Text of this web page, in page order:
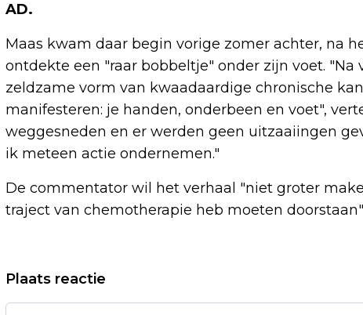
AD.
Maas kwam daar begin vorige zomer achter, na
ontdekte een "raar bobbeltje" onder zijn voet.
zeldzame vorm van kwaadaardige chronische
manifesteren: je handen, onderbeen en voet",
weggesneden en er werden geen uitzaaiingen
ik meteen actie ondernemen."
De commentator wil het verhaal "niet groter
traject van chemotherapie heb moeten
Vorig artikel
SPOOKRIJDER BIJ DUIVEN ONDER
Plaats reactie